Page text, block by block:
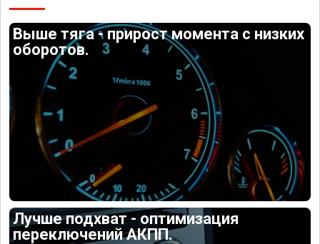
Выше тяга - прирост момента с низких
оборотов.
Лучше подхват - оптимизация
переключений АКПП.